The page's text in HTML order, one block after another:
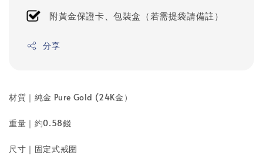
附黃金保證卡、包裝盒（若需提袋請備註）
分享
材質｜純金 Pure Gold (24K金）
重量｜約0.58錢
尺寸｜固定式戒圍